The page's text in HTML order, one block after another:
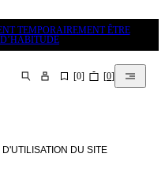
TEMPORAIREMENT ÊTRE
CHERCHER [0] [0]
DU SITE